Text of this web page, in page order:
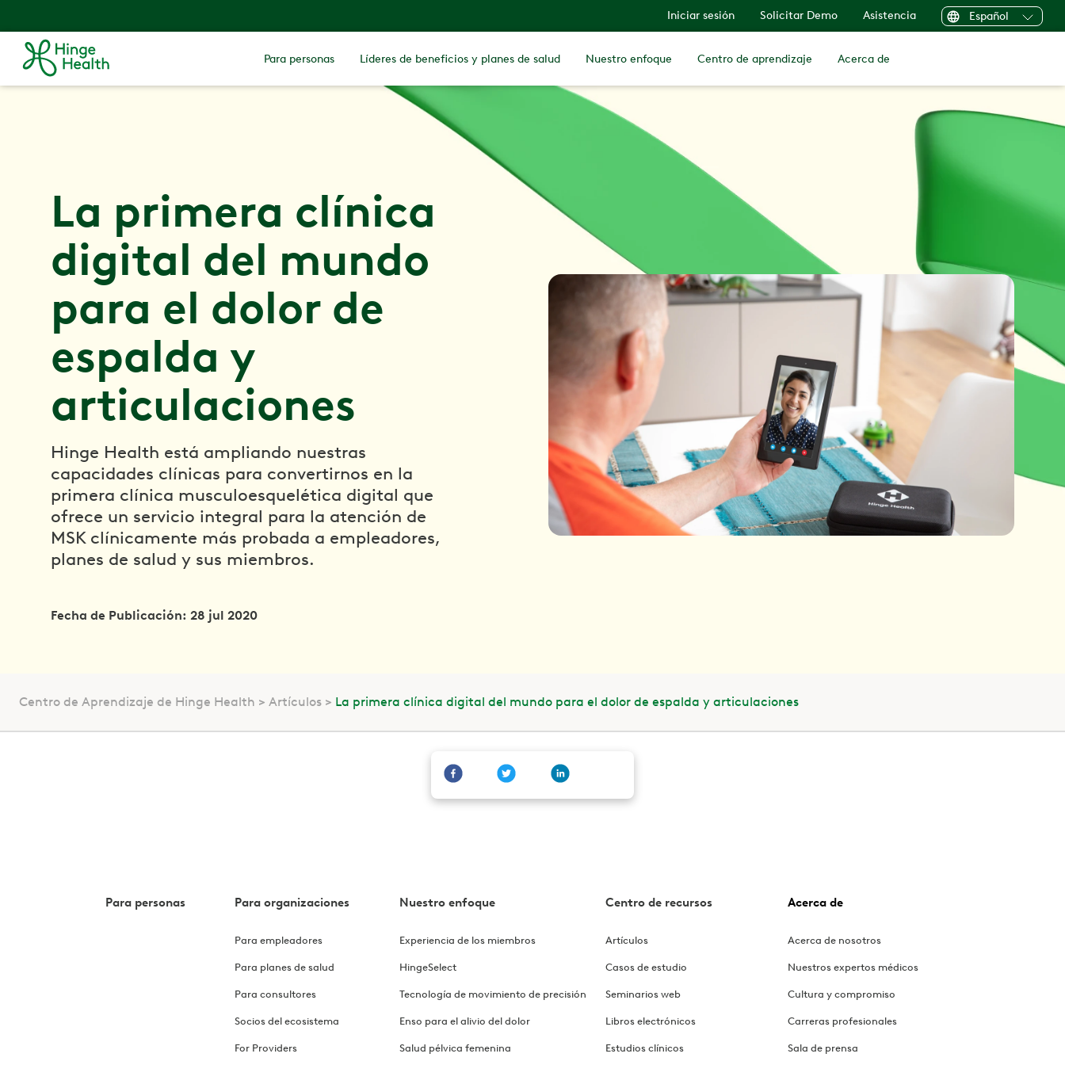
Iniciar sesión Solicitar Demo Asistencia Español
Para personas Líderes de beneficios y planes de salud Nuestro enfoque Centro de aprendizaje Acerca de
La primera clínica
digital del mundo
para el dolor de
espalda y
articulaciones
Hinge Health está ampliando nuestras
capacidades clínicas para convertirnos en la
primera clínica musculoesquelética digital que
ofrece un servicio integral para la atención de
MSK clínicamente más probada a empleadores,
planes de salud y sus miembros.
Fecha de Publicación: 28 jul 2020
Centro de Aprendizaje de Hinge Health Artículos La primera clínica digital del mundo para el dolor de espalda y articulaciones
Para personas Para organizaciones
Para empleadores
Para planes de salud
Para consultores
Socios del ecosistema
For Providers
Nuestro enfoque
Experiencia de los miembros
HingeSelect
Tecnología de movimiento de precisión
Enso para el alivio del dolor
Salud pélvica femenina
Centro de recursos
Artículos
Casos de estudio
Seminarios web
Libros electrónicos
Estudios clínicos
Acerca de
Acerca de nosotros
Nuestros expertos médicos
Cultura y compromiso
Carreras profesionales
Sala de prensa